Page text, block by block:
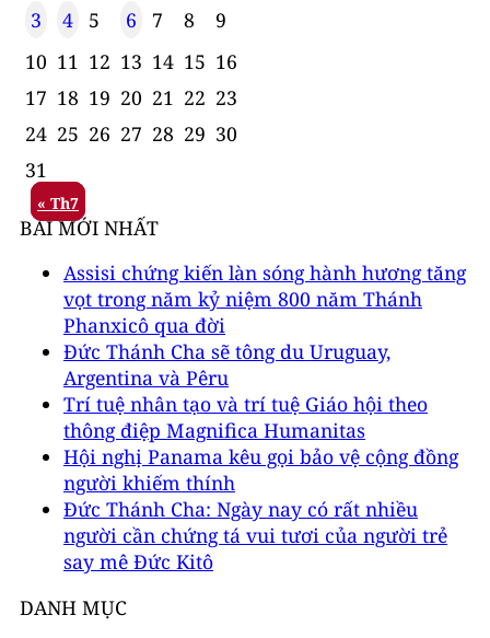
3
4 5 6 7 8
9
10 11 12 13 14 15 16
17 18 19 20 21 22 23
24 25 26 27 28 29 30
31
« Th7
BÀI MỚI NHẤT
Assisi chứng kiến làn sóng hành hương tăng
vọt trong năm kỷ niệm 800 năm Thánh
Phanxicô qua đời
Đức Thánh Cha sẽ tông du Uruguay,
Argentina và Pêru
Trí tuệ nhân tạo và trí tuệ Giáo hội theo
thông điệp Magnifica Humanitas
Hội nghị Panama kêu gọi bảo vệ cộng đồng
người khiếm thính
Đức Thánh Cha: Ngày nay có rất nhiều
người cần chứng tá vui tươi của người trẻ
say mê Đức Kitô
DANH MỤC